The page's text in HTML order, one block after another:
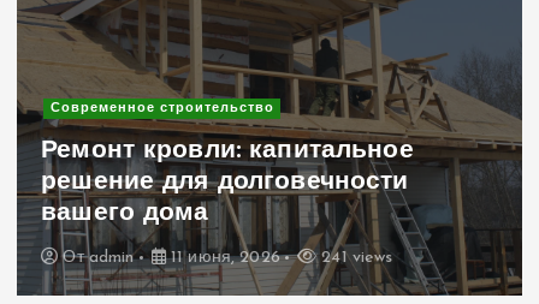
Современное строительство
Клинкерный кирпич в дизайне
интерьера и экстерьера: 10 идей
для уникального дома
Отadmin 6 июня, 2026 260 views